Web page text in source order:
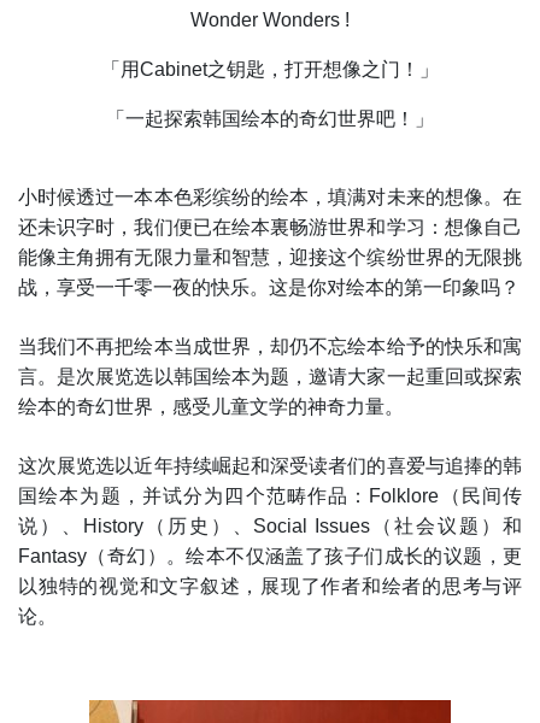
Wonder Wonders !
「用Cabinet之钥匙，打开想像之门！」
「一起探索韩国绘本的奇幻世界吧！」
小时候透过一本本色彩缤纷的绘本，填满对未来的想像。在
还未识字时，我们便已在绘本裏畅游世界和学习：想像自己
能像主角拥有无限力量和智慧，迎接这个缤纷世界的无限挑
战，享受一千零一夜的快乐。这是你对绘本的第一印象吗？
当我们不再把绘本当成世界，却仍不忘绘本给予的快乐和寓
言。是次展览选以韩国绘本为题，邀请大家一起重回或探索
绘本的奇幻世界，感受儿童文学的神奇力量。
这次展览选以近年持续崛起和深受读者们的喜爱与追捧的韩
国绘本为题，并试分为四个范畴作品：Folklore（民间传
说）、History（历史）、Social Issues（社会议题）和
Fantasy（奇幻）。绘本不仅涵盖了孩子们成长的议题，更
以独特的视觉和文字叙述，展现了作者和绘者的思考与评
论。